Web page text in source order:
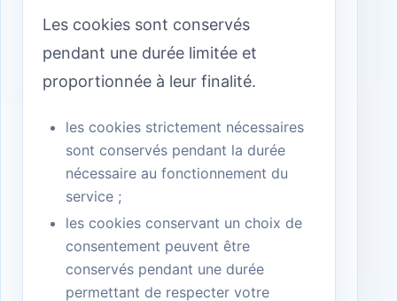
Les cookies sont conservés
pendant une durée limitée et
proportionnée à leur finalité.
les cookies strictement nécessaires
sont conservés pendant la durée
nécessaire au fonctionnement du
service ;
les cookies conservant un choix de
consentement peuvent être
conservés pendant une durée
permettant de respecter votre